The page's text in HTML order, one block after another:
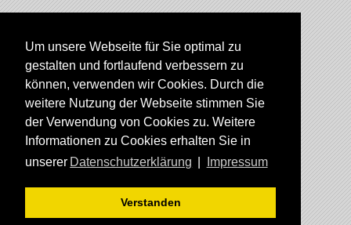
Um unsere Webseite für Sie optimal zu
gestalten und fortlaufend verbessern zu
können, verwenden wir Cookies. Durch die
weitere Nutzung der Webseite stimmen Sie
der Verwendung von Cookies zu. Weitere
Informationen zu Cookies erhalten Sie in
unserer Datenschutzerklärung Impressum
Verstanden